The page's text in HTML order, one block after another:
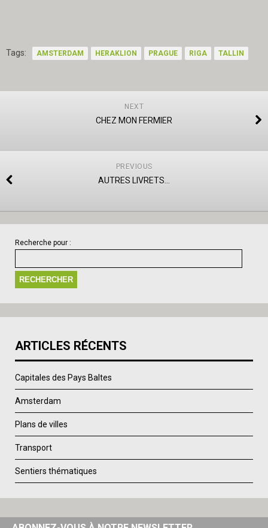
Tags: AMSTERDAM HERAKLION PRAGUE RIGA TALLIN
NEXT
CHEZ MON FERMIER
PREVIOUS
AUTRES LIVRETS…
Recherche pour :
ARTICLES RÉCENTS
Capitales des Pays Baltes
Amsterdam
Plans de villes
Transport
Sentiers thématiques